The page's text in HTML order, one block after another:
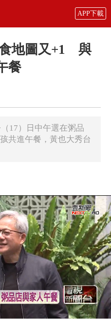
APP下載
地圖又+1 與
餐
17）日中午選在粥品
共進午餐，黃也大秀台